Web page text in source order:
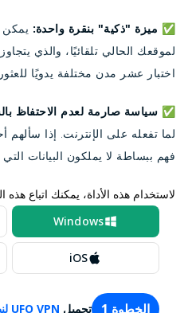
✅ ميزة "ذكية" بنقرة واحدة: يمكن
اختبار عشر مدن مختلفة يدويًا
✅ سياسة صارمة لعدم الاحتفاظ
فهم ببساطة لا يملكون البيانات التي
لاستخدام هذه الأداة، يمكنك اتباع
Windows
iOS
الخطوة 1 تحميل UFO VPN لنظام Windows